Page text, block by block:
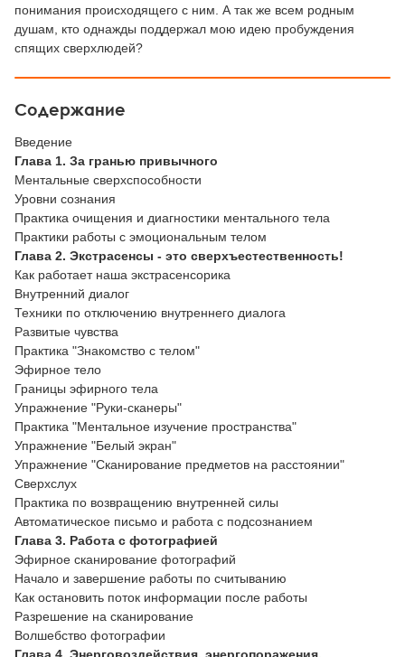
понимания происходящего с ним. А так же всем родным
душам, кто однажды поддержал мою идею пробуждения
спящих сверхлюдей?
Содержание
Введение
Глава 1. За гранью привычного
Ментальные сверхспособности
Уровни сознания
Практика очищения и диагностики ментального тела
Практики работы с эмоциональным телом
Глава 2. Экстрасенсы - это сверхъестественность!
Как работает наша экстрасенсорика
Внутренний диалог
Техники по отключению внутреннего диалога
Развитые чувства
Практика "Знакомство с телом"
Эфирное тело
Границы эфирного тела
Упражнение "Руки-сканеры"
Практика "Ментальное изучение пространства"
Упражнение "Белый экран"
Упражнение "Сканирование предметов на расстоянии"
Сверхслух
Практика по возвращению внутренней силы
Автоматическое письмо и работа с подсознанием
Глава 3. Работа с фотографией
Эфирное сканирование фотографий
Начало и завершение работы по считыванию
Как остановить поток информации после работы
Разрешение на сканирование
Волшебство фотографии